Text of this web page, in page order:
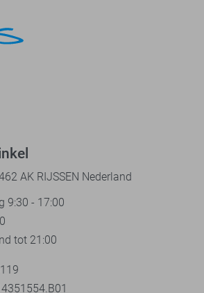
AK RIJSSEN Nederland
9:30 - 17:00
tot 21:00